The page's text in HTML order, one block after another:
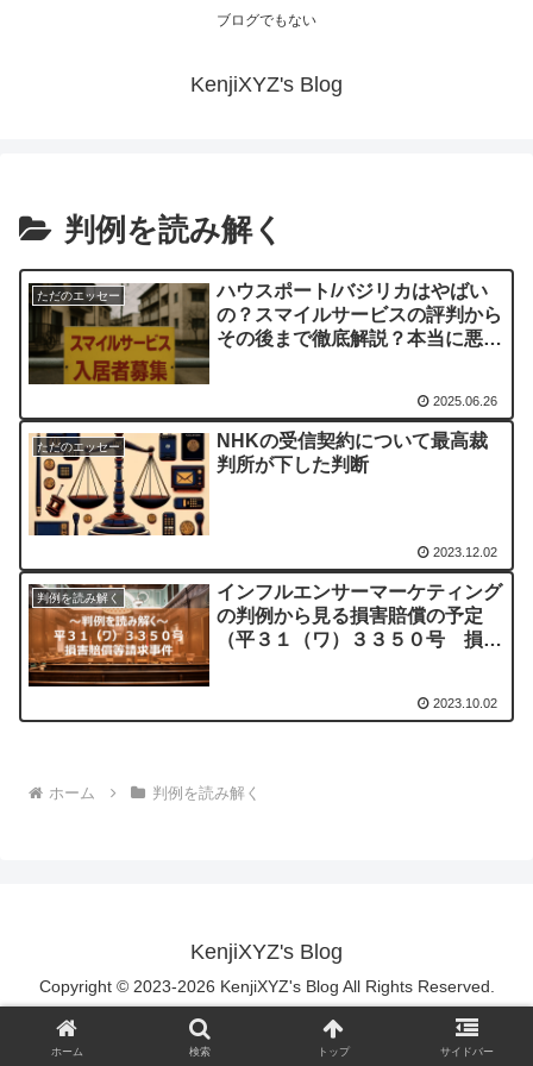
ブログでもない
KenjiXYZ's Blog
判例を読み解く
ただのエッセー
ハウスポート/バジリカはやばい
の？スマイルサービスの評判から
その後まで徹底解説？本当に悪徳
2025.06.26
ただのエッセー
NHKの受信契約について最高裁
判所が下した判断
2023.12.02
判例を読み解く
インフルエンサーマーケティング
の判例から見る損害賠償の予定
（平３１（ワ）３３５０号 損害
2023.10.02
ホーム 判例を読み解く
KenjiXYZ's Blog
Copyright © 2023-2026 KenjiXYZ's Blog All Rights Reserved.
ホーム 検索 トップ サイドバー